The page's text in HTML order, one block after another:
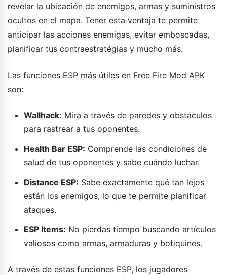
revelar la ubicación de enemigos, armas y suministros
ocultos en el mapa. Tener esta ventaja te permite
anticipar las acciones enemigas, evitar emboscadas,
planificar tus contraestratégias y mucho más.
Las funciones ESP más útiles en Free Fire Mod APK
son:
Wallhack: Mira a través de paredes y obstáculos
para rastrear a tus oponentes.
Health Bar ESP: Comprende las condiciones de
salud de tus oponentes y sabe cuándo luchar.
Distance ESP: Sabe exactamente qué tan lejos
están los enemigos, lo que te permite planificar
ataques.
ESP Items: No pierdas tiempo buscando artículos
valiosos como armas, armaduras y botiquines.
A través de estas funciones ESP, los jugadores